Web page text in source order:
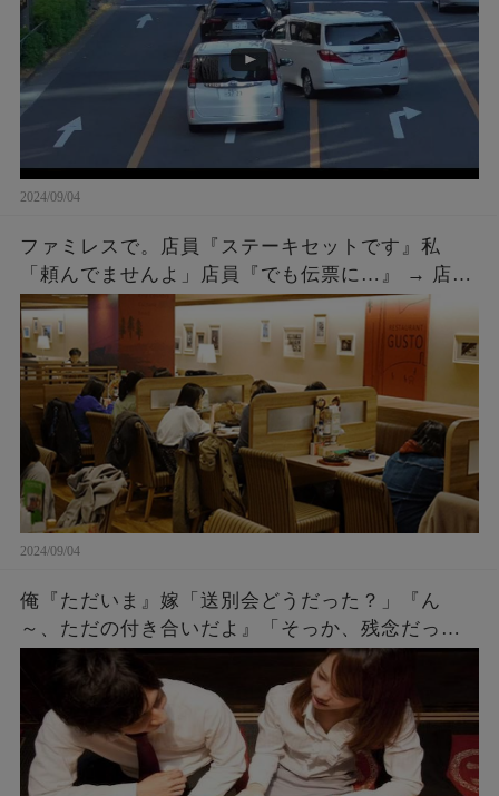
2024/09/04
ファミレスで。店員『ステーキセットです』私
「頼んでませんよ」店員『でも伝票に…』 → 店員
『５２００円です』私「は？」店員『伝票に～』
→ 結果…
2024/09/04
俺『ただいま』嫁「送別会どうだった？」『ん
～、ただの付き合いだよ』「そっか、残念だった
ね。何度もチャンスをあげたのに^^」『え？』 →
実は・・・